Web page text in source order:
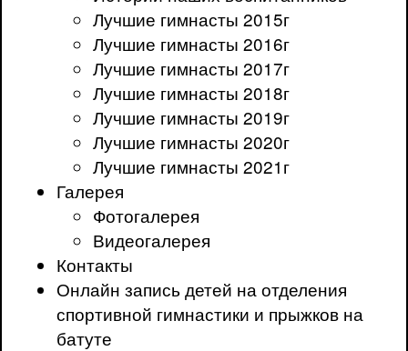
Лучшие гимнасты 2015г
Лучшие гимнасты 2016г
Лучшие гимнасты 2017г
Лучшие гимнасты 2018г
Лучшие гимнасты 2019г
Лучшие гимнасты 2020г
Лучшие гимнасты 2021г
Галерея
Фотогалерея
Видеогалерея
Контакты
Онлайн запись детей на отделения
спортивной гимнастики и прыжков на
батуте